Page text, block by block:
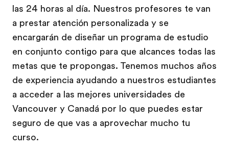
las 24 horas al día. Nuestros profesores te van
a prestar atención personalizada y se
encargarán de diseñar un programa de estudio
en conjunto contigo para que alcances todas las
metas que te propongas. Tenemos muchos años
de experiencia ayudando a nuestros estudiantes
a acceder a las mejores universidades de
Vancouver y Canadá por lo que puedes estar
seguro de que vas a aprovechar mucho tu
curso.